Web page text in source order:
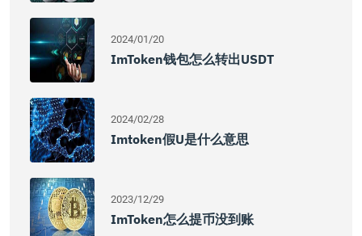
2024/01/20
ImToken钱包怎么转出USDT
2024/02/28
Imtoken假u是什么意思
2023/12/29
ImToken怎么提币没到账